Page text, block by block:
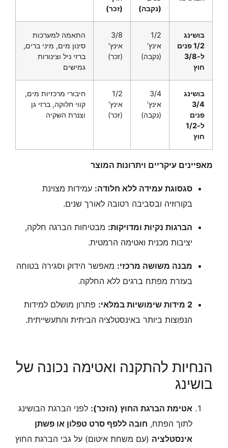
(נקבה)
(זכר)
בושינג
1/2 פנים
ל-3/8
חוץ
1/2
אינץ’
(נקבה)
3/8
אינץ’
(זכר)
התאמה למערכות
סינון מים, מיני ברים,
ברזי ניל וצינורות
גמישים
בושינג
3/4
פנים
ל-1/2
חוץ
3/4
אינץ’
(נקבה)
1/2
אינץ’
(זכר)
חיבורי מרכזיות מים,
קווי חלוקה, ברזי גן
וצנרת השקיה
מאפיינים עיקריים ויתרונות המוצר
סגסוגת עמידה ללא חלודה: עמידות מצוינת
בקורוזיה ובסביבה רטובה לאורך שנים.
הברגות נקיות ומדויקות: מבטיחות הברגה חלקה,
יציבות מכנית ואטימה הרמטית.
מבנה משושה מרכזי: מאפשר הידוק וסגירה בטוחה
בעזרת מפתח ברגים ללא החלקה.
2 מידות שימושיות במלאי:
פתרון מושלם למידות
הנפוצות ביותר באינסטלציה הביתית והתעשייתית.
הנחיות להתקנה ואטימה נכונה של
בושינג
אטימת הברגת החוץ (הזכר): לפני הברגת הבושינג
לתוך הפתח, חובה ללפף סרט טפלון או פשתן
אינסטלציה (עם משחת איטום) על גבי הברגת החוץ